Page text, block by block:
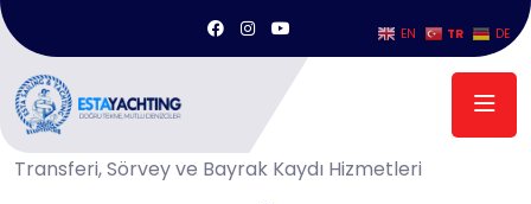
EN TR DE
Anasayfa
/
Yurt Dışından İkinci El Dünya Markası Yelkenli Tekne ve
Motor Yat Satın Alma Rehberi – Uluslararası Tekne
Transferi, Sörvey ve Bayrak Kaydı Hizmetleri